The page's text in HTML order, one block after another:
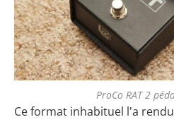
ProCo RAT 2
Ce format inhabituel l'a